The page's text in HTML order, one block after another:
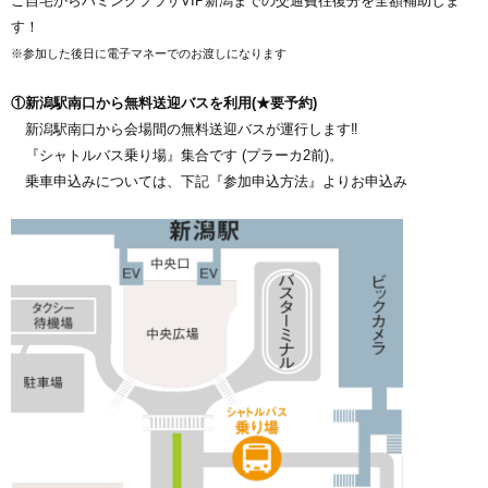
す！
※参加した後日に電子マネーでのお渡しになります
①新潟駅南口から無料送迎バスを利用(★要予約)
新潟駅南口から会場間の無料送迎バスが運行します‼
『シャトルバス乗り場』集合です (プラーカ2前)。
乗車申込みについては、下記『参加申込方法』よりお申込み